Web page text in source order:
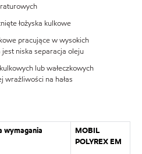
łożyska kulkowe
pracujące w wysokich
niska separacja oleju
lub wałeczkowych
wrażliwości na hałas
wymagania
MOBIL
POLYREX EM